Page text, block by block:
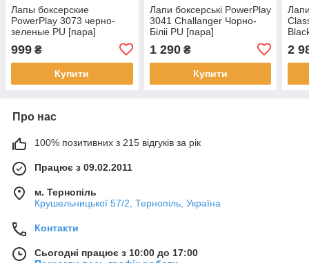
Лапы боксерские
PowerPlay 3073 черно-
зеленые PU [пара]
999 ₴
Купити
Лапи боксерські PowerPlay
3041 Challanger Чорно-
Біліі PU [пара]
1 290₴
Купити
2
Про нас
100% позитивних з 215 відгуків за рік
Працює з 09.02.2011
м. Тернопіль
Крушельницької 57/2, Тернопіль, Україна
Контакти
Сьогодні працює з 10:00 до 17:00